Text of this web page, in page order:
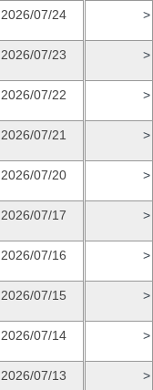
2026/07/24
>
2026/07/23
>
2026/07/22
>
2026/07/21
>
2026/07/20
>
2026/07/17
>
2026/07/16
>
2026/07/15
>
2026/07/14
>
2026/07/13
>